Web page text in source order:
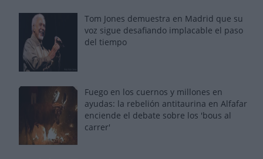
Tom Jones demuestra en Madrid que su
voz sigue desafiando implacable el paso
del tiempo
Fuego en los cuernos y millones en
ayudas: la rebelión antitaurina en Alfafar
enciende el debate sobre los 'bous al
carrer'